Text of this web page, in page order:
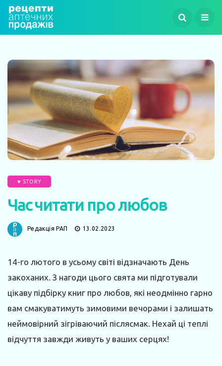
♥ STORY
Час читати про любов
Редакція РАП 13.02.2023
14-го лютого в усьому світі відзначають День
закоханих. З нагоди цього свята ми підготували
цікаву підбірку книг про любов, які неодмінно гарно
вам смакуватимуть зимовими вечорами і залишать
неймовірний зігріваючий післясмак. Нехай ці теплі
відчуття завжди живуть у ваших серцях!